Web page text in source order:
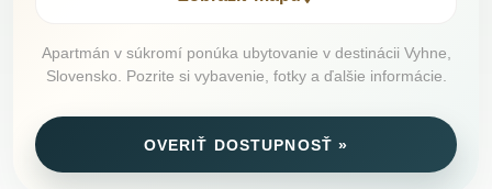
Apartmán v súkromí ponúka ubytovanie v destinácii Vyhne,
Slovensko. Pozrite si vybavenie, fotky a ďalšie informácie.
OVERIŤ DOSTUPNOSŤ »